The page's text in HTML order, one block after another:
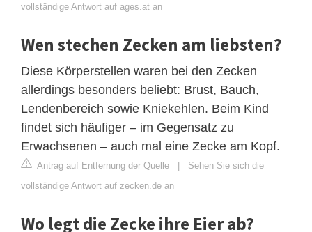
vollständige Antwort auf ages.at an
Wen stechen Zecken am liebsten?
Diese Körperstellen waren bei den Zecken
allerdings besonders beliebt: Brust, Bauch,
Lendenbereich sowie Kniekehlen. Beim Kind
findet sich häufiger – im Gegensatz zu
Erwachsenen – auch mal eine Zecke am Kopf.
Antrag auf Entfernung der Quelle | Sehen Sie sich die
vollständige Antwort auf zecken.de an
Wo legt die Zecke ihre Eier ab?